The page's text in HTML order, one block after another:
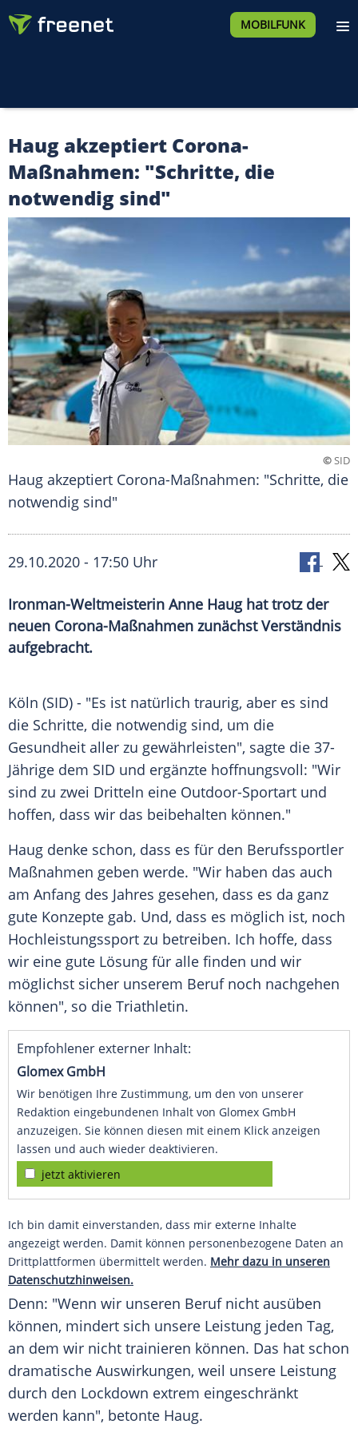
MOBILFUNK
Haug akzeptiert Corona-
Maßnahmen: "Schritte, die
notwendig sind"
©SID
Haug akzeptiert Corona-Maßnahmen: "Schritte, die
notwendig sind"
29.10.2020 - 17:50 Uhr
Ironman-Weltmeisterin Anne Haug hat trotz der
neuen Corona-Maßnahmen zunächst Verständnis
aufgebracht.
Köln (SID) - "Es ist natürlich traurig, aber es sind
die Schritte, die notwendig sind, um die
Gesundheit aller zu gewährleisten", sagte die 37-
Jährige dem SID und ergänzte hoffnungsvoll: "Wir
sind zu zwei Dritteln eine Outdoor-Sportart und
hoffen, dass wir das beibehalten können."
Haug denke schon, dass es für den Berufssportler
Maßnahmen geben werde. "Wir haben das auch
am Anfang des Jahres gesehen, dass es da ganz
gute Konzepte gab. Und, dass es möglich ist, noch
Hochleistungssport zu betreiben. Ich hoffe, dass
wir eine gute Lösung für alle finden und wir
möglichst sicher unserem Beruf noch nachgehen
können", so die Triathletin.
Empfohlener externer Inhalt:
Glomex GmbH
Wir benötigen Ihre Zustimmung, um den von unserer
Redaktion eingebundenen Inhalt von Glomex GmbH
anzuzeigen. Sie können diesen mit einem Klick anzeigen
lassen und auch wieder deaktivieren.
jetzt aktivieren
Ich bin damit einverstanden, dass mir externe Inhalte
angezeigt werden. Damit können personenbezogene Daten an
Drittplattformen übermittelt werden. Mehr dazu in unseren
Datenschutzhinweisen.
Denn: "Wenn wir unseren Beruf nicht ausüben
können, mindert sich unsere Leistung jeden Tag,
an dem wir nicht trainieren können. Das hat schon
dramatische Auswirkungen, weil unsere Leistung
durch den Lockdown extrem eingeschränkt
werden kann", betonte Haug.